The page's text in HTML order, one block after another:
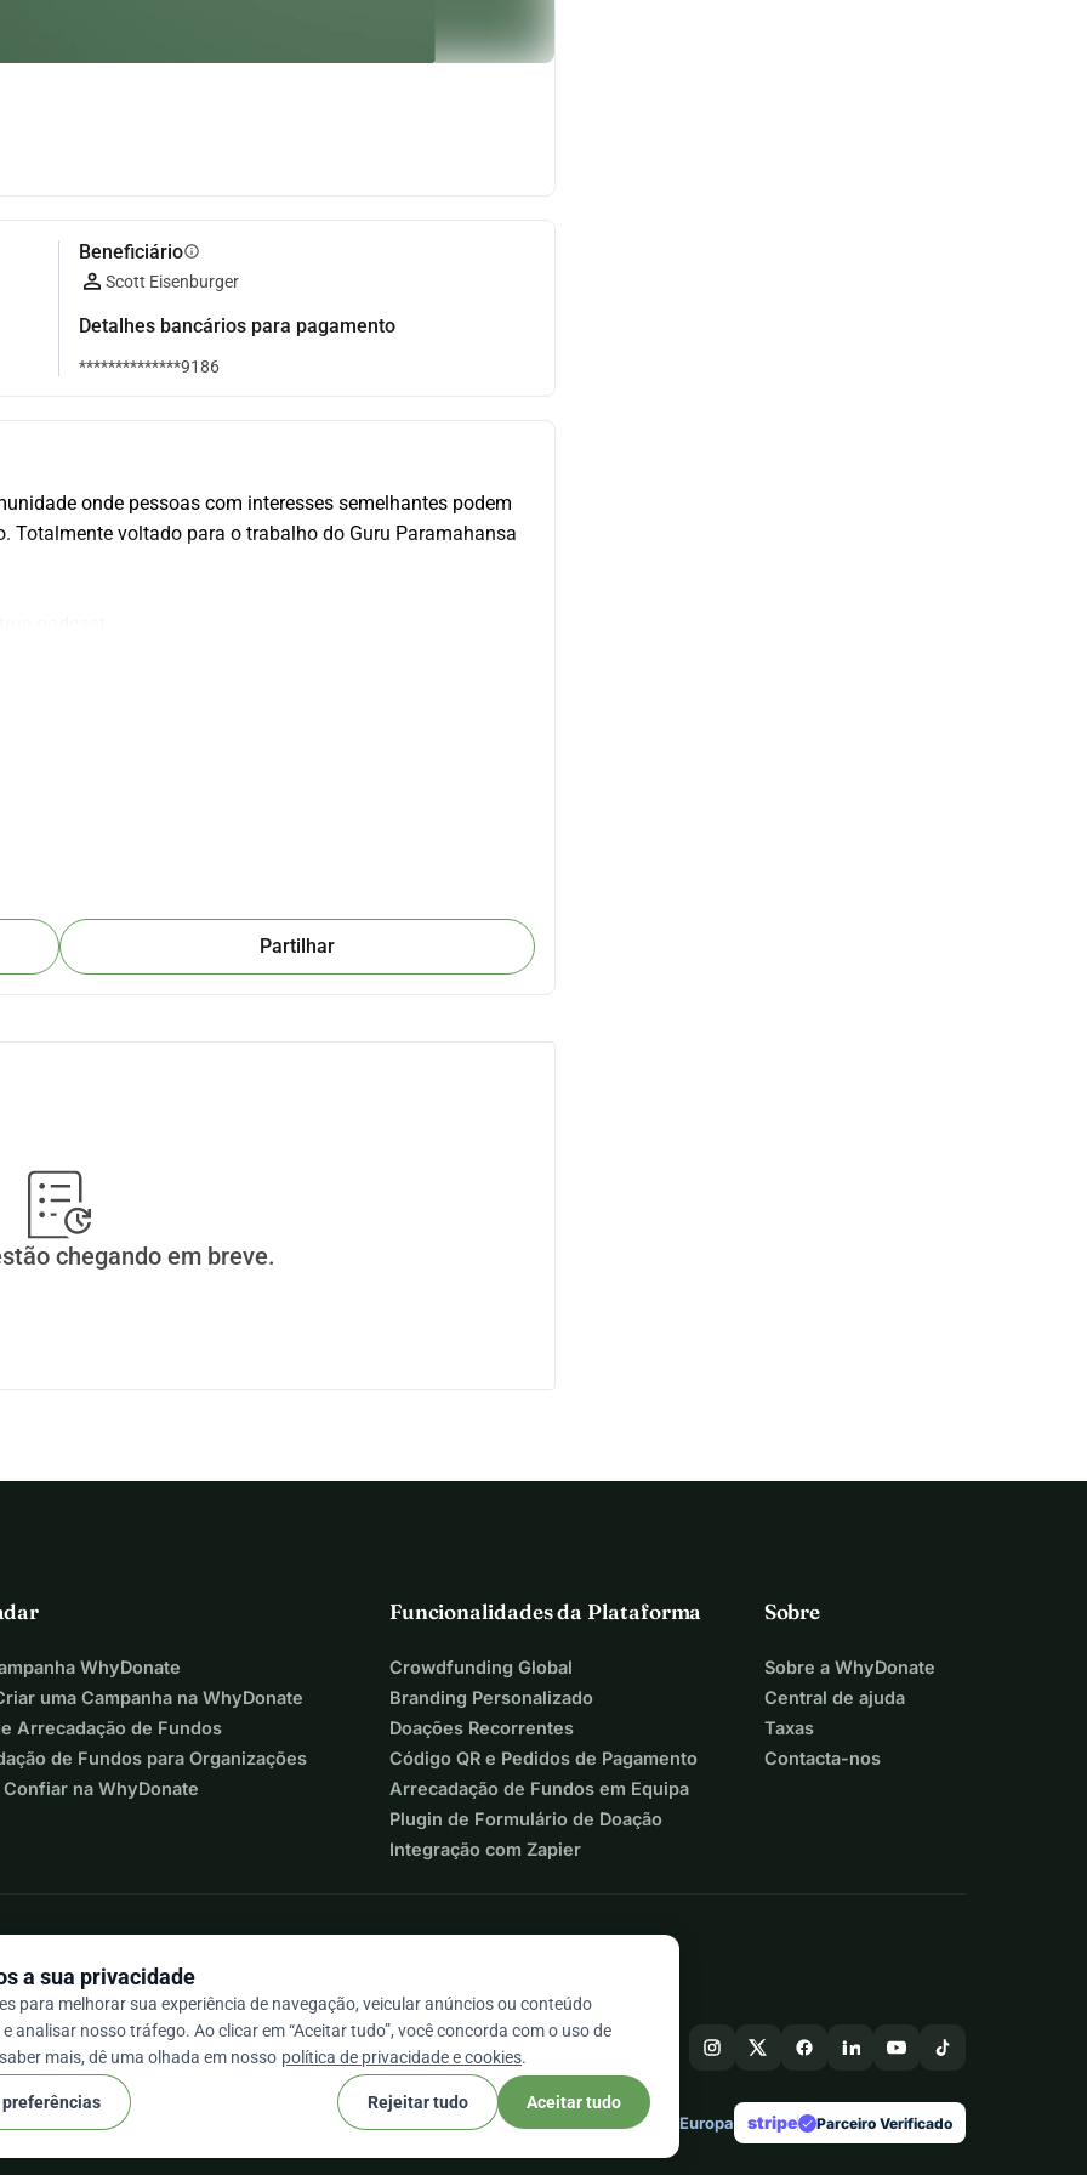
Beneficiárioinfo
Scott Eisenburger
Detalhes bancários para pagamento
**************9186
onde pessoas com interesses semelhantes podem
Totalmente voltado para o trabalho do Guru Paramahansa
Partilhar
chegando em breve.
WhyDonate
uma Campanha na WhyDonate
Arrecadação de Fundos
de Fundos para Organizações
Confiar na WhyDonate
Funcionalidades da Plataforma
Crowdfunding Global
Branding Personalizado
Doações Recorrentes
Código QR e Pedidos de Pagamento
Arrecadação de Fundos em Equipa
Plugin de Formulário de Doação
Integração com Zapier
Sobre
Sobre a WhyDonate
Central de ajuda
Taxas
Contacta-nos
/ 5 com base em mais de 500 avaliações
cookie Feito na Europa stripe check Parceiro Verificado
a sua privacidade
para melhorar sua experiência de navegação, veicular anúncios ou conteúdo
analisar nosso tráfego. Ao clicar em “Aceitar tudo”, você concorda com o uso de
mais, dê uma olhada em nosso política de privacidade e cookies.
Rejeitar tudo Aceitar tudo